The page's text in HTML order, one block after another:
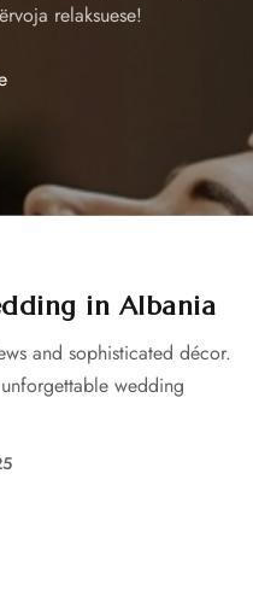
relaksuese!
in Albania
and sophisticated décor.
wedding